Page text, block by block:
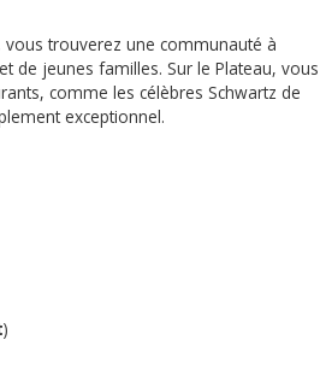
vous trouverez une communauté à
de jeunes familles. Sur le Plateau, vous
comme les célèbres Schwartz de
exceptionnel.
)